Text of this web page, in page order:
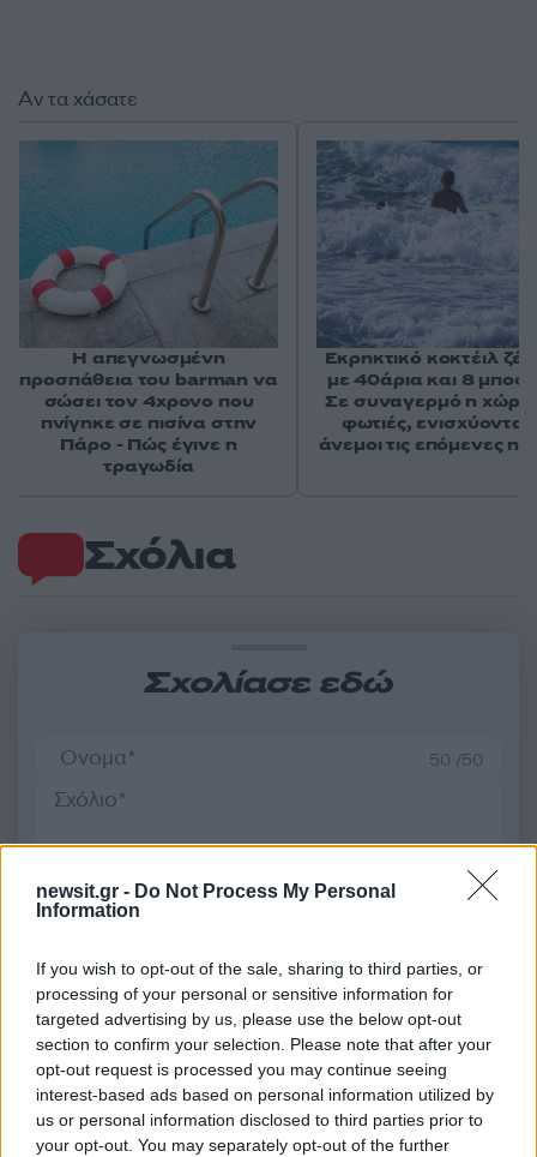
newsit.gr - Do Not Process My Personal
Information
If you wish to opt-out of the sale, sharing to third parties, or
processing of your personal or sensitive information for
targeted advertising by us, please use the below opt-out
section to confirm your selection. Please note that after your
opt-out request is processed you may continue seeing
interest-based ads based on personal information utilized by
us or personal information disclosed to third parties prior to
your opt-out. You may separately opt-out of the further
Σχόλια
Σχολίασε εδώ
50 /50
2000 /2000
Όροι Χρήσης. Το site προστατεύεται από reCAPTCHA, ισχύουν
Πολιτική Απορρήτου&Όροι Χρήσηςτης Google.
Επιχειρήσεις
DELIVERY
ΑΓΟΡΑ
Share:
Αν τα χάσατε
Η απεγνωσμένη
προσπάθεια του barman να
σώσει τον 4χρονο που
πνίγηκε σε πισίνα στην
Πάρο - Πώς έγινε η
τραγωδία
Εκρηκτικό κοκτέιλ
με 40άρια και 8
Σε συναγερμό η χώρα
φωτιές, ενισχύονται
άνεμοι τις επόμενες